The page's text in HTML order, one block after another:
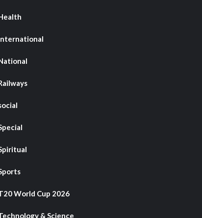
World Cup 2026
& Science